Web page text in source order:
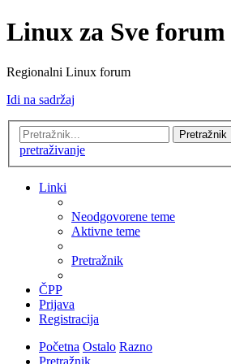
Linux za Sve forum
Regionalni Linux forum
Idi na sadržaj
Pretražnik
pretraživanje
Linki
Neodgovorene teme
Aktivne teme
Pretražnik
ČPP
Prijava
Registracija
Početna Ostalo Razno